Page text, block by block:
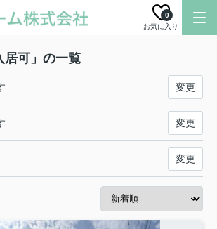
お気に入り
0
居可」の一覧
変更
変更
変更